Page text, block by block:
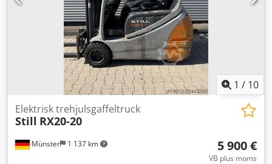
1 / 10
Münster 1 137 km
Elektrisk trehjulsgaffeltruck
Still RX20-20
5 900 €
VB plus moms